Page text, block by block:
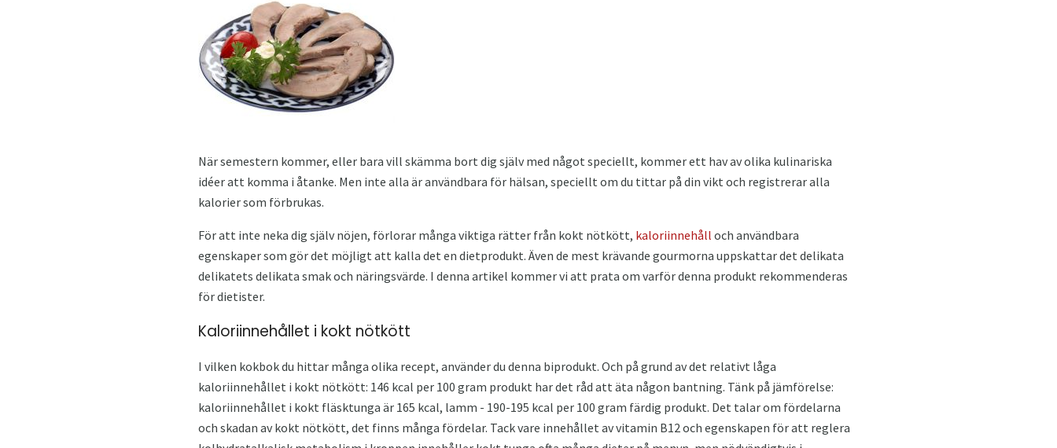
När semestern kommer, eller bara vill skämma bort dig själv med något speciellt, kommer ett hav av olika kulinariska
idéer att komma i åtanke. Men inte alla är användbara för hälsan, speciellt om du tittar på din vikt och registrerar alla
kalorier som förbrukas.
För att inte neka dig själv nöjen, förlorar många viktiga rätter från kokt nötkött, kaloriinnehåll och användbara
egenskaper som gör det möjligt att kalla det en dietprodukt. Även de mest krävande gourmorna uppskattar det delikata
delikatets delikata smak och näringsvärde. I denna artikel kommer vi att prata om varför denna produkt rekommenderas
för dietister.
Kaloriinnehållet i kokt nötkött
I vilken kokbok du hittar många olika recept, använder du denna biprodukt. Och på grund av det relativt låga
kaloriinnehållet i kokt nötkött: 146 kcal per 100 gram produkt har det råd att äta någon bantning. Tänk på jämförelse:
kaloriinnehållet i kokt fläsktunga är 165 kcal, lamm - 190-195 kcal per 100 gram färdig produkt. Det talar om fördelarna
och skadan av kokt nötkött, det finns många fördelar. Tack vare innehållet av vitamin B12 och egenskapen för att reglera